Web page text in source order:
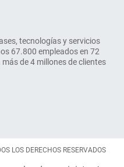
tecnologías y servicios
67.800 empleados en 72
de 4 millones de clientes
LOS DERECHOS RESERVADOS